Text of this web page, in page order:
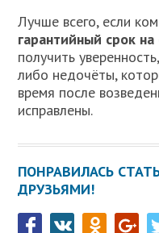
Лучше всего, если
гарантийный срок
получить
либо недочёты,
время после
исправлены.
ПОНРАВИЛАСЬ
ДРУЗЬЯМИ!